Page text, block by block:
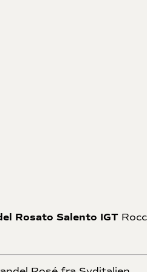
Rosato Salento IGT